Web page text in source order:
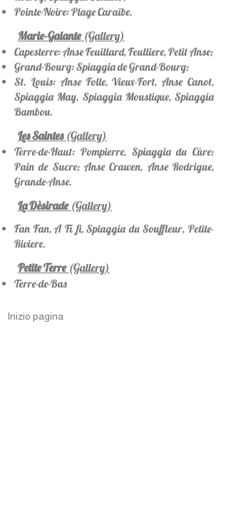
Pointe-Noire: Plage Caraïbe.
Marie-Galante (Gallery)
Capesterre: Anse Feuillard, Feulliere, Petit Anse;
Grand-Bourg: Spiaggia de Grand-Bourg;
St. Louis: Anse Folle, Vieux-Fort, Anse Canot,
Spiaggia May, Spiaggia Moustique, Spiaggia
Bambou.
Les Saintes (Gallery)
Terre-de-Haut: Pompierre, Spiaggia du Cùre;
Pain de Sucre; Anse Crawen, Anse Rodrigue,
Grande-Anse.
La Dèsirade (Gallery)
Fan Fan, A Fi fi, Spiaggia du Souffleur, Petite-
Riviere.
Petite Terre (Gallery)
Terre-de-Bas
Inizio pagina